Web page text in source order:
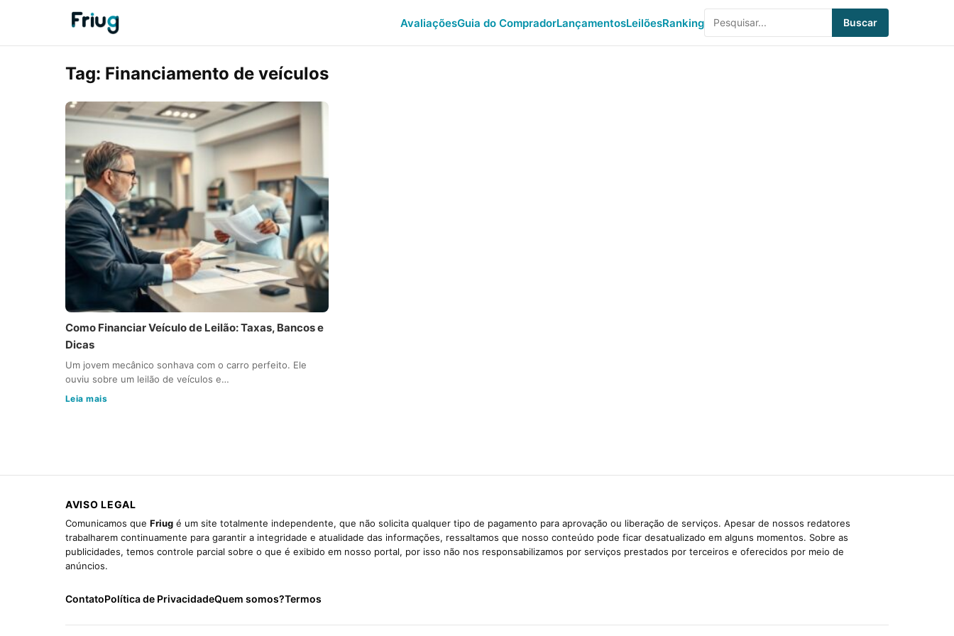
AvaliaçõesGuia do CompradorLançamentosLeilõesRanking Buscar
Tag: Financiamento de veículos
Como Financiar Veículo de Leilão: Taxas, Bancos e
Dicas
Um jovem mecânico sonhava com o carro perfeito. Ele
ouviu sobre um leilão de veículos e…
Leia mais
AVISO LEGAL
Comunicamos que Friug é um site totalmente independente, que não solicita qualquer tipo de pagamento para aprovação ou liberação de serviços. Apesar de nossos redatores
trabalharem continuamente para garantir a integridade e atualidade das informações, ressaltamos que nosso conteúdo pode ficar desatualizado em alguns momentos. Sobre as
publicidades, temos controle parcial sobre o que é exibido em nosso portal, por isso não nos responsabilizamos por serviços prestados por terceiros e oferecidos por meio de
anúncios.
ContatoPolítica de PrivacidadeQuem somos?Termos